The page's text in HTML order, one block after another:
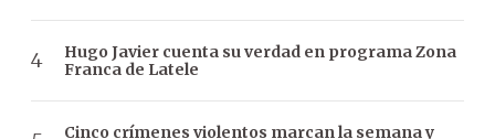
Hugo Javier cuenta su verdad en programa Zona
Franca de Latele
Cinco crímenes violentos marcan la semana y